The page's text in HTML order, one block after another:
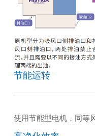
节能运转
使用节能型电机，同等